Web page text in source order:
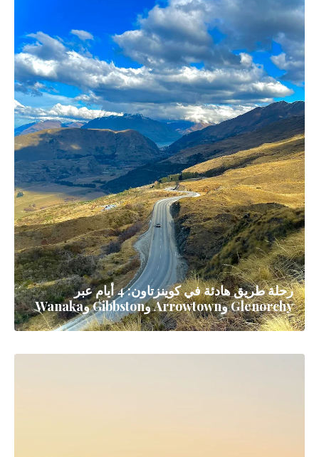
رحلة طريق هادئة في كوينزتاون: 4 أيام عبر
Glenorchy وArrowtown وGibbston وWanaka